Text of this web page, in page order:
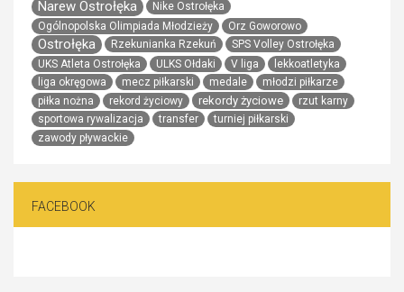
Narew Ostrołęka
Nike Ostrołęka
Ogólnopolska Olimpiada Młodzieży
Orz Goworowo
Ostrołęka Rzekunianka Rzekuń
SPS Volley Ostrołęka
UKS Atleta Ostrołęka
ULKS Ołdaki V liga
lekkoatletyka
liga okręgowa
mecz piłkarski medale
młodzi piłkarze
piłka nożna
rekord życiowy rekordy życiowe
rzut karny
sportowa rywalizacja
transfer
turniej piłkarski
zawody pływackie
FACEBOOK